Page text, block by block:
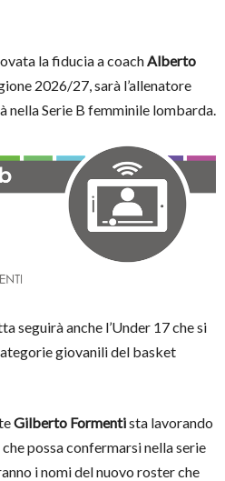
la fiducia a coachAlberto
2026/27, sarà l’allenatore
nella Serie B femminile lombarda.
seguirà anche l’Under 17 che si
giovanili del basket
Gilberto Formentista lavorando
possa confermarsi nella serie
i nomi del nuovo roster che